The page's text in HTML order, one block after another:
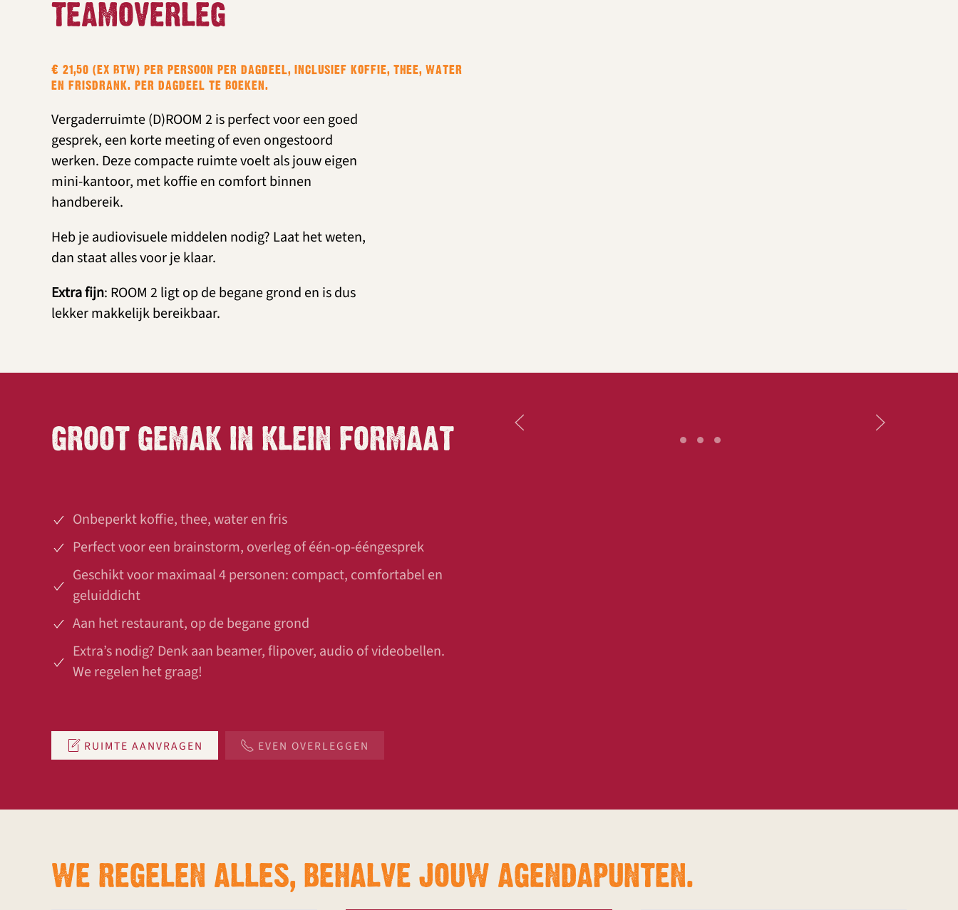
TEAMOVERLEG
€ 21,50 (EX BTW) PER PERSOON PER DAGDEEL, INCLUSIEF KOFFIE, THEE, WATER
EN FRISDRANK. PER DAGDEEL TE BOEKEN.
Vergaderruimte (D)ROOM 2 is perfect voor een goed
gesprek, een korte meeting of even ongestoord
werken. Deze compacte ruimte voelt als jouw eigen
mini-kantoor, met koffie en comfort binnen
handbereik.
Heb je audiovisuele middelen nodig? Laat het weten,
dan staat alles voor je klaar.
Extra fijn: ROOM 2 ligt op de begane grond en is dus
lekker makkelijk bereikbaar.
GROOT GEMAK IN KLEIN FORMAAT
Onbeperkt koffie, thee, water en fris
Perfect voor een brainstorm, overleg of één-op-ééngesprek
Geschikt voor maximaal 4 personen: compact, comfortabel en
geluiddicht
Aan het restaurant, op de begane grond
Extra’s nodig? Denk aan beamer, flipover, audio of videobellen.
We regelen het graag!
RUIMTE AANVRAGEN EVEN OVERLEGGEN
WE REGELEN ALLES, BEHALVE JOUW AGENDAPUNTEN.